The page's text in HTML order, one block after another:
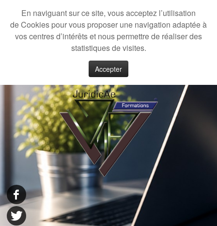
En naviguant sur ce site, vous acceptez l’utilisation
de Cookies pour vous proposer une navigation adaptée à
vos centres d’intérêts et nous permettre de réaliser des
statistiques de visites.
Accepter